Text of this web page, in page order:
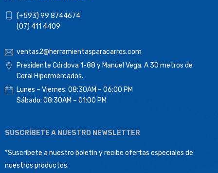
(+593) 99 8744674
(07) 411 4409
ventas2@herramientasparacarros.com
Presidente Córdova 1-88 y Manuel Vega. A 30 metros de
Coral Hipermercados.
Lunes – Viernes: 08:30AM – 06:00 PM
Sábado: 08:30AM – 01:00 PM
SUSCRÍBETE A NUESTRO NEWSLETTER
*Suscríbete a nuestro boletín y recibe ofertas especiales de
nuestros productos.